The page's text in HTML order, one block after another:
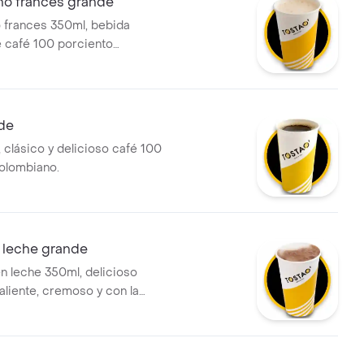
350ml, bebida
café 100 porciento
deslactosada, aroma y
cada sorbo.
clásico y delicioso café 100
grande
leche 350ml, delicioso
cremoso y con la
preparado con leche